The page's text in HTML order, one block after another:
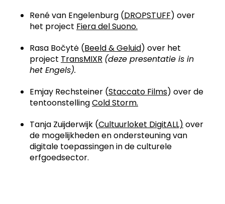
René van Engelenburg (DROPSTUFF) over
het project Fiera del Suono.
Rasa Bočytė (Beeld & Geluid) over het
project TransMIXR (deze presentatie is in
het Engels).
Emjay Rechsteiner (Staccato Films) over de
tentoonstellingCold Storm.
Tanja Zuijderwijk (Cultuurloket DigitALL) over
de mogelijkheden en ondersteuning van
digitale toepassingen in de culturele
erfgoedsector.